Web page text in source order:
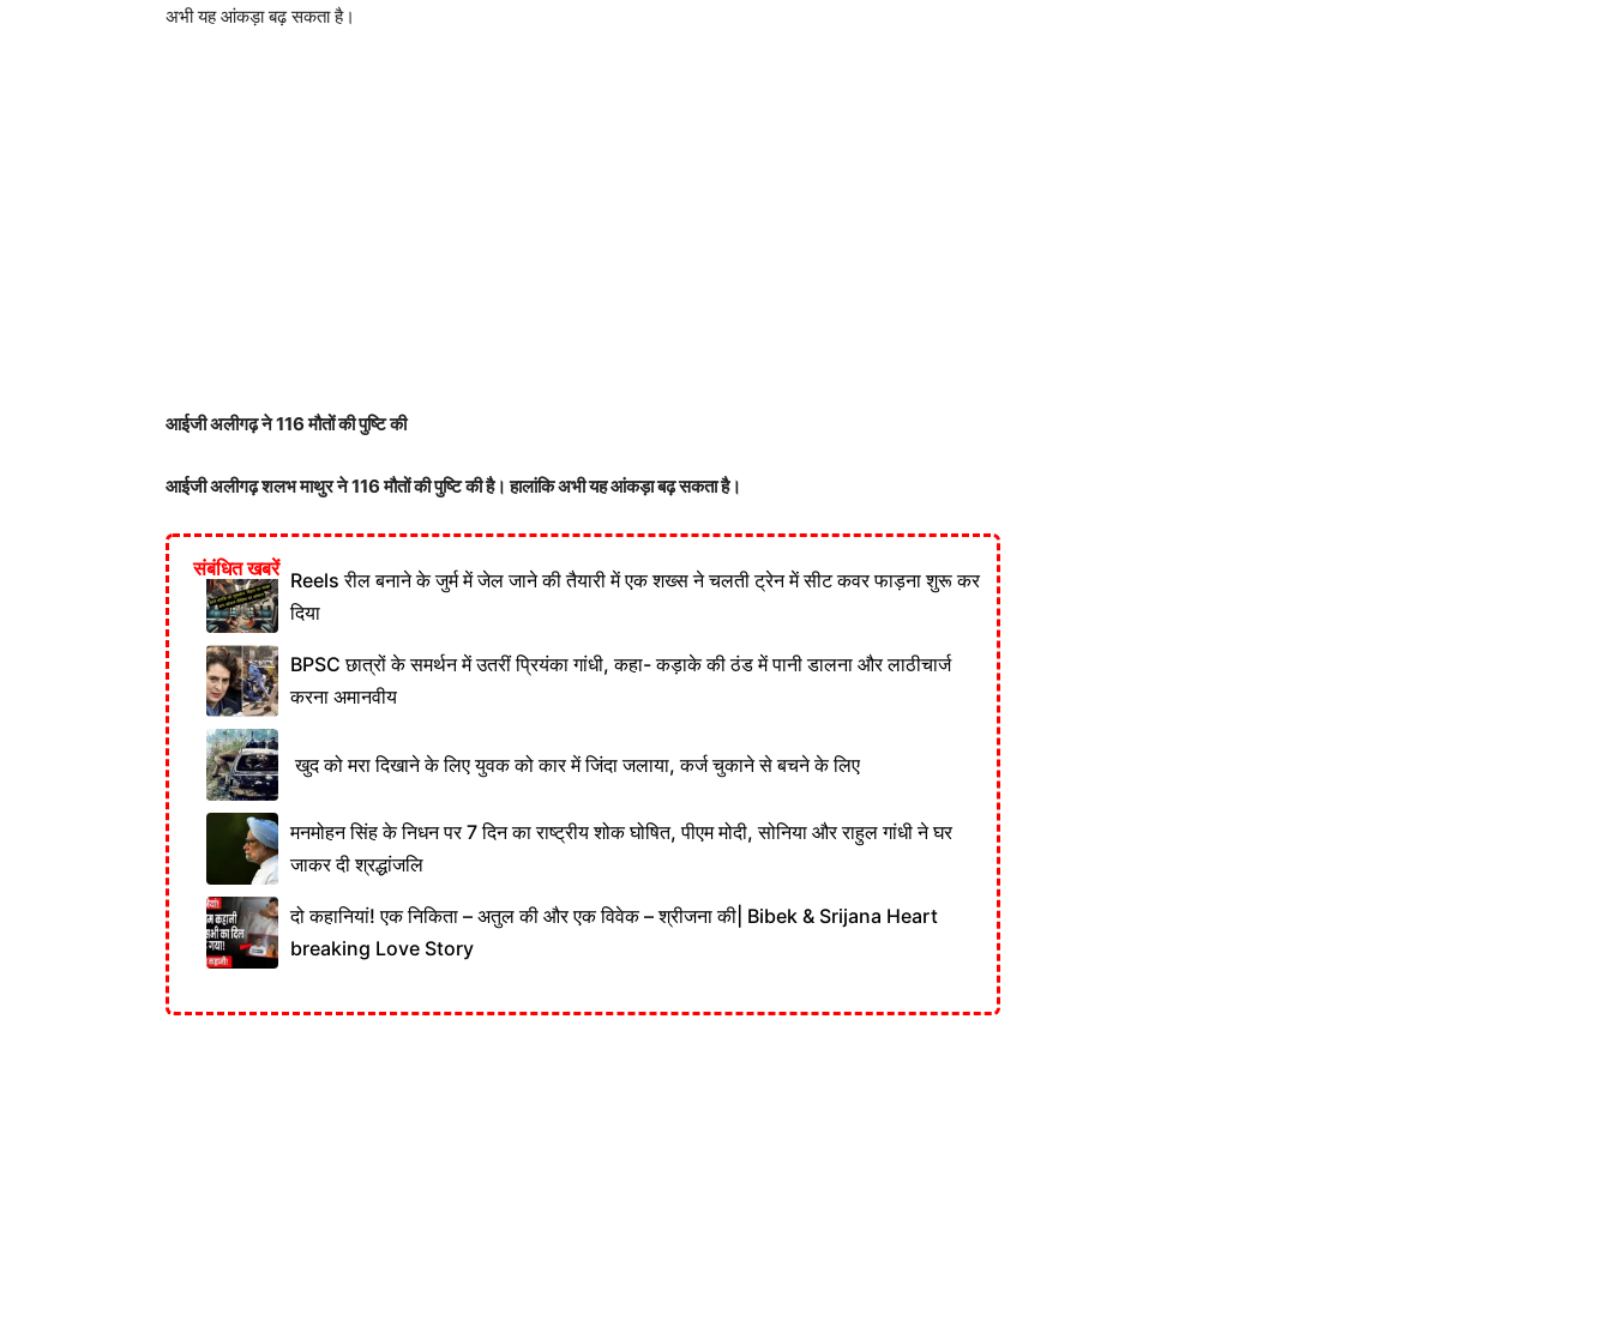
अभी यह आंकड़ा बढ़ सकता है।
आईजी अलीगढ़ ने 116 मौतों की पुष्टि की
आईजी अलीगढ़ शलभ माथुर ने 116 मौतों की पुष्टि की है। हालांकि अभी यह आंकड़ा बढ़ सकता है।
संबंधित खबरें Reels रील बनाने के जुर्म में जेल जाने की तैयारी में एक शख्स ने चलती ट्रेन में सीट कवर फाड़ना शुरू कर
दिया
BPSC छात्रों के समर्थन में उतरीं प्रियंका गांधी, कहा- कड़ाके की ठंड में पानी डालना और लाठीचार्ज
करना अमानवीय
खुद को मरा दिखाने के लिए युवक को कार में जिंदा जलाया, कर्ज चुकाने से बचने के लिए
मनमोहन सिंह के निधन पर 7 दिन का राष्ट्रीय शोक घोषित, पीएम मोदी, सोनिया और राहुल गांधी ने घर
जाकर दी श्रद्धांजलि
दो कहानियां! एक निकिता – अतुल की और एक विवेक – श्रीजना की| Bibek & Srijana Heart
breaking Love Story